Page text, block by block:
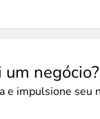
negócio?
e impulsione seu